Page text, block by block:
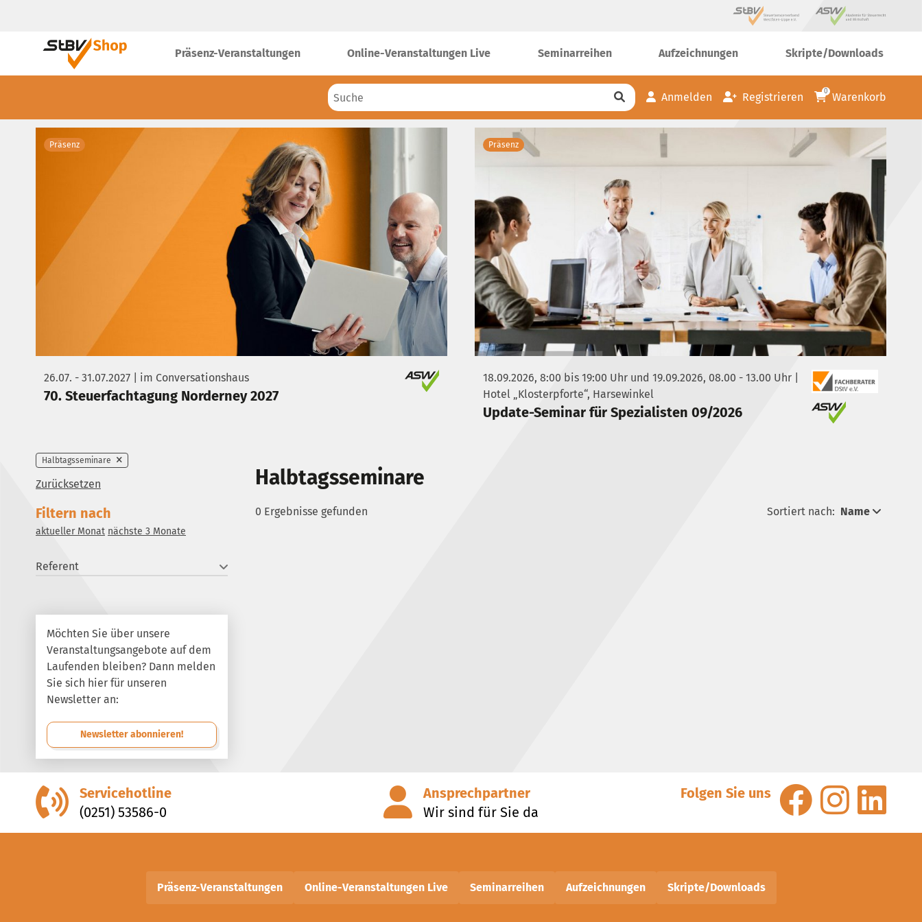
Präsenz-Veranstaltungen Online-Veranstaltungen Live Seminarreihen Aufzeichnungen Skripte/Downloads
Anmelden Registrieren 0 Warenkorb
Präsenz
26.07. - 31.07.2027 | im Conversationshaus
70. Steuerfachtagung Norderney 2027
Präsenz
18.09.2026, 8:00 bis 19:00 Uhr und 19.09.2026, 08.00 - 13.00 Uhr |
Hotel „Klosterpforte“, Harsewinkel
Update-Seminar für Spezialisten 09/2026
Halbtagsseminare
Zurücksetzen
Filtern nach
aktueller Monat nächste 3 Monate
Referent
Möchten Sie über unsere
Veranstaltungsangebote auf dem
Laufenden bleiben? Dann melden
Sie sich hier für unseren
Newsletter an:
Newsletter abonnieren!
Halbtagsseminare
0 Ergebnisse gefunden Sortiert nach: Name
Servicehotline
(0251) 53586-0
Ansprechpartner
Wir sind für Sie da
Folgen Sie uns
Präsenz-Veranstaltungen Online-Veranstaltungen Live Seminarreihen Aufzeichnungen Skripte/Downloads